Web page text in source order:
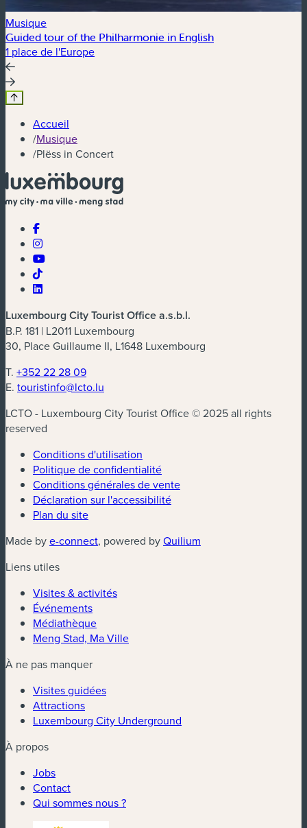
Musique
Guided tour of the Philharmonie in English
1 place de l'Europe
Accueil
/Musique
/Plëss in Concert
Luxembourg City Tourist Office a.s.b.l.
B.P. 181 | L2011 Luxembourg
30, Place Guillaume II, L1648 Luxembourg
T. +352 22 28 09
E. touristinfo@lcto.lu
LCTO - Luxembourg City Tourist Office © 2025 all rights
reserved
Conditions d'utilisation
Politique de confidentialité
Conditions générales de vente
Déclaration sur l'accessibilité
Plan du site
Made bye-connect, powered byQuilium
Liens utiles
Visites & activités
Événements
Médiathèque
Meng Stad, Ma Ville
À ne pas manquer
Visites guidées
Attractions
Luxembourg City Underground
À propos
Jobs
Contact
Qui sommes nous ?